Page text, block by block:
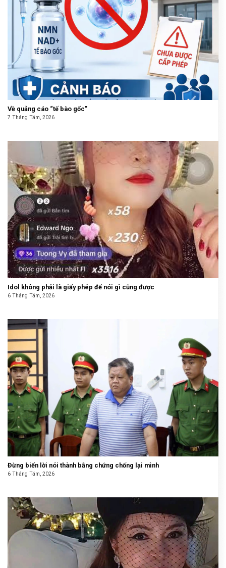
Về quảng cáo “tế bào gốc”
7 Tháng Tám, 2026
Idol không phải là giấy phép để nói gì cũng được
6 Tháng Tám, 2026
Đừng biến lời nói thành bằng chứng chống lại mình
6 Tháng Tám, 2026